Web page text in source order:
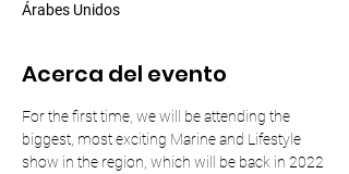
Árabes Unidos
Acerca del evento
For the first time, we will be attending the
biggest, most exciting Marine and Lifestyle
show in the region, which will be back in 2022